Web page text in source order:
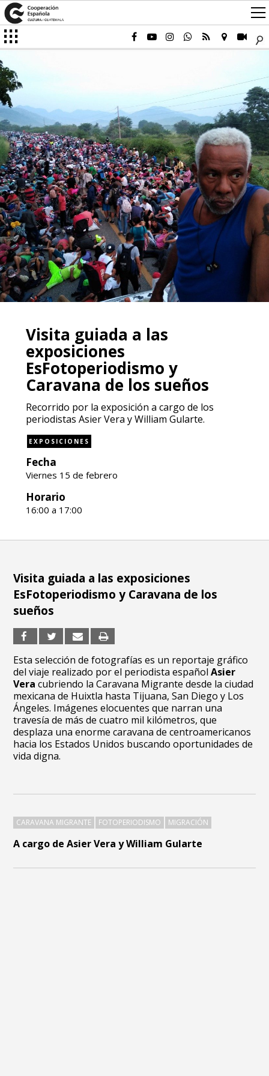
Visita guiada a las
exposiciones
EsFotoperiodismo y
Caravana de los sueños
Recorrido por la exposición a cargo de los
periodistas Asier Vera y William Gularte.
EXPOSICIONES
Fecha
Viernes 15 de febrero
Horario
16:00 a 17:00
A cargo de Asier Vera y William Gularte
Visita guiada a las exposiciones
EsFotoperiodismo y Caravana de los
sueños
Esta selección de fotografías es un reportaje gráfico
del viaje realizado por el periodista españolAsier
Vera cubriendo la Caravana Migrante desde la ciudad
mexicana de Huixtla hasta Tijuana, San Diego y Los
Ángeles. Imágenes elocuentes que narran una
travesía de más de cuatro mil kilómetros, que
desplaza una enorme caravana de centroamericanos
hacia los Estados Unidos buscando oportunidades de
vida digna.
CARAVANA MIGRANTE FOTOPERIODISMO MIGRACIÓN